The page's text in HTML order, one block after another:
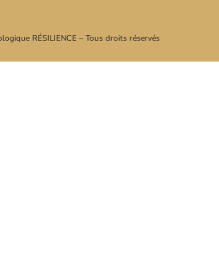
RÉSILIENCE – Tous droits réservés